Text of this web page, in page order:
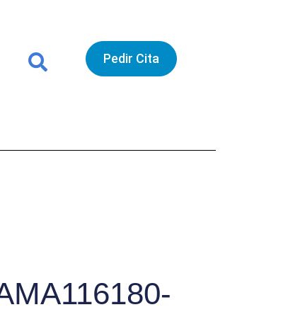
Pedir Cita